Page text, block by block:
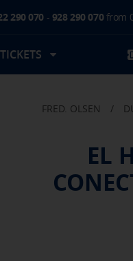
290 070 - 928 290 070from
Buy Tickets Online
Card / Summary
Plan your trip
Contact
FRED. OLSEN /
EL